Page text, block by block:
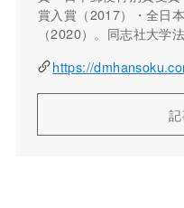
賞入賞（2017）・全日
（2020）。同志社大学法
https://